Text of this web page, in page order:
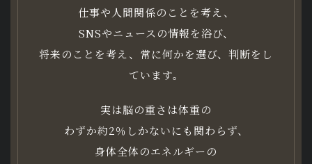
仕事や人間関係のことを考え、
SNSやニュースの情報を浴び、
将来のことを考え、常に何かを選び、判断をし
ています。
実は脳の重さは体重の
わずか約2％しかないにも関わらず、
身体全体のエネルギーの